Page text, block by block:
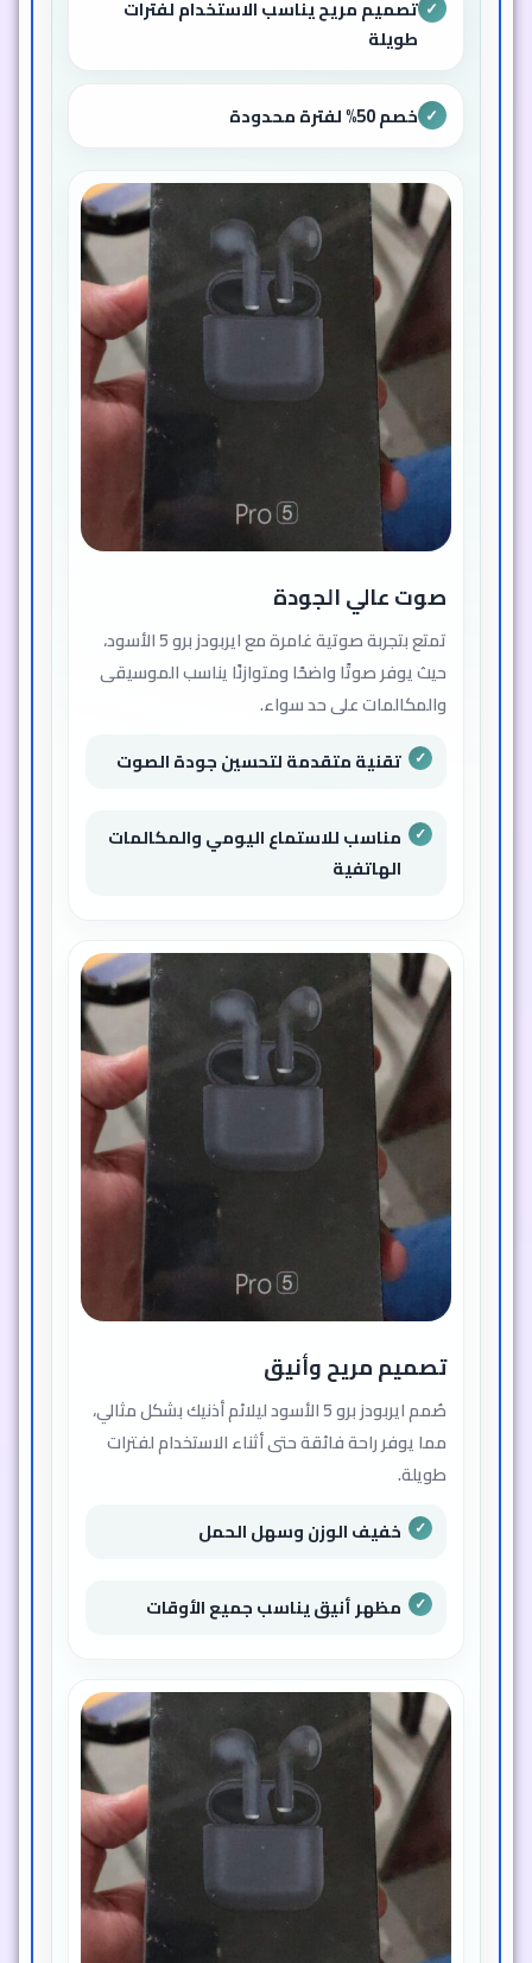
✓ تصميم مريح يناسب الاستخدام لفترات
طويلة
✓ خصم 50% لفترة محدودة
صوت عالي الجودة
تمتع بتجربة صوتية غامرة مع ايربودز برو 5 الأسود،
حيث يوفر صوتًا واضحًا ومتوازنًا يناسب الموسيقى
والمكالمات على حد سواء.
تقنية متقدمة لتحسين جودة الصوت
مناسب للاستماع اليومي والمكالمات
الهاتفية
تصميم مريح وأنيق
صُمم ايربودز برو 5 الأسود ليلائم أذنيك بشكل مثالي،
مما يوفر راحة فائقة حتى أثناء الاستخدام لفترات
طويلة.
خفيف الوزن وسهل الحمل
مظهر أنيق يناسب جميع الأوقات